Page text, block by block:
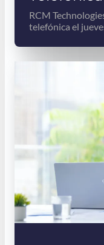
RCM
telefónica el